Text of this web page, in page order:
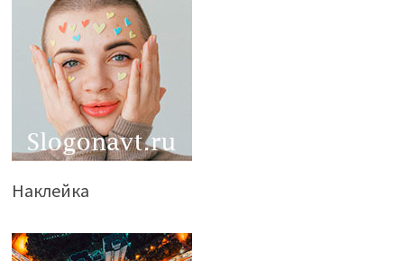
Наклейка